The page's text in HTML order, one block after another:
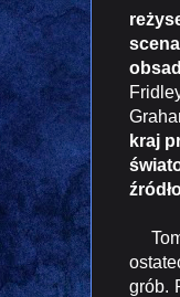
kraj
grób.